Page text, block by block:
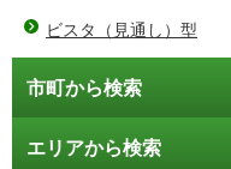
ビスタ（見通し）型
市町から検索
エリアから検索